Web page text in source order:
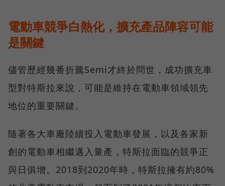
電動車競爭白熱化，擴充產品陣容可能
是關鍵
儘管歷經幾番折騰Semi才終於問世，成功擴充車
型對特斯拉來說，可能是維持在電動車領域領先
地位的重要關鍵。
隨著各大車廠陸續投入電動車發展，以及各家新
創的電動車相繼邁入量產，特斯拉面臨的競爭正
與日俱增。2018到2020年時，特斯拉擁有約80%